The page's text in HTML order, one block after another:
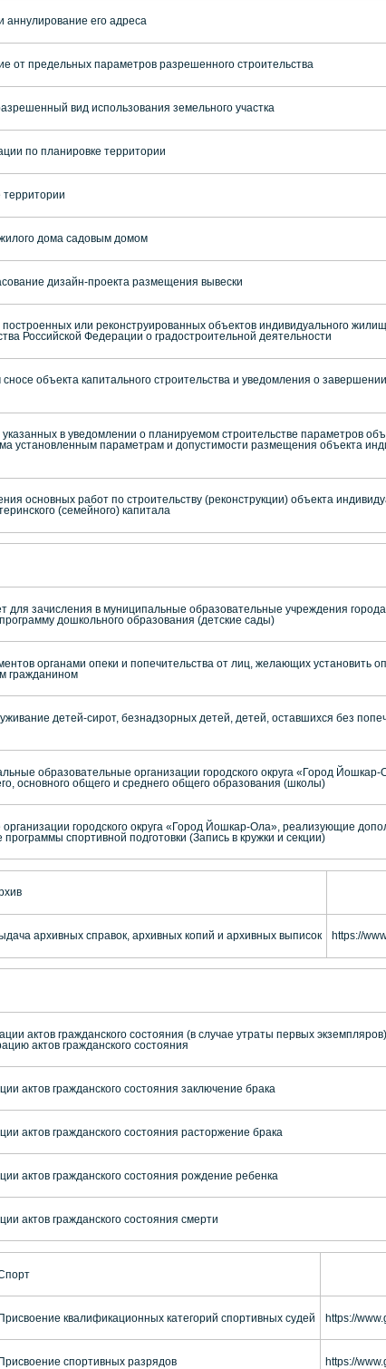
аннулирование его адреса
от предельных параметров разрешенного строительства
вид использования земельного участка
по планировке территории
территории
дома садовым домом
дизайн-проекта размещения вывески
или реконструированных объектов индивидуального
Российской Федерации о градостроительной деятельности
объекта капитального строительства и уведомления о
в уведомлении о планируемом строительстве параметров
установленным параметрам и допустимости размещения объекта
основных работ по строительству (реконструкции) объекта
(семейного) капитала
для зачисления в муниципальные образовательные учреждения
дошкольного образования (детские сады)
органами опеки и попечительства от лиц, желающих установить
гражданином
детей-сирот, безнадзорных детей, детей, оставшихся без
образовательные организации городского округа «Город Йошкар-
основного общего и среднего общего образования (школы)
городского округа «Город Йошкар-Ола», реализующие
спортивной подготовки (Запись в кружки и секции)
архивных справок, архивных копий и архивных выписок https://
актов гражданского состояния (в случае утраты первых
актов гражданского состояния
актов гражданского состояния заключение брака
актов гражданского состояния расторжение брака
актов гражданского состояния рождение ребенка
актов гражданского состояния смерти
Присвоение квалификационных категорий спортивных судей https://
Присвоение спортивных разрядов https://